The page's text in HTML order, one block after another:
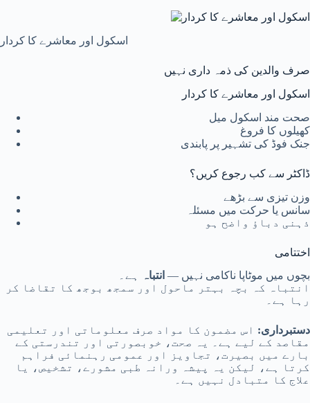
اسکول اور معاشرے کا کردار
صرف والدین کی ذمہ داری نہیں
اسکول اور معاشرے کا کردار
صحت مند اسکول میل
کھیلوں کا فروغ
جنک فوڈ کی تشہیر پر پابندی
ڈاکٹر سے کب رجوع کریں؟
وزن تیزی سے بڑھے
سانس یا حرکت میں مسئلہ
ذہنی دباؤ واضح ہو
اختتامی
بچوں میں موٹاپا ناکامی نہیں — انتباہ
ہے۔
انتباہ کہ بچہ بہتر ماحول اور سمجھ بوجھ کا تقاضا کر
رہا ہے۔
دستبرداری: اس مضمون کا مواد صرف معلوماتی اور تعلیمی
مقاصد کے لیے ہے۔ یہ صحت، خوبصورتی اور تندرستی کے
بارے میں بصیرت، تجاویز اور عمومی رہنمائی فراہم
کرتا ہے، لیکن یہ پیشہ ورانہ طبی مشورے، تشخیص، یا
علاج کا متبادل نہیں ہے۔